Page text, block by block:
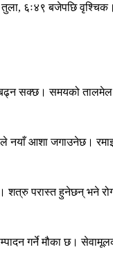
६ः४९ बजेपछि वृश्चिक।
बढ्न सक्छ। समयको
आशा जगाउनेछ।
शत्रु परास्त हुनेछन् भने
गर्ने मौका छ।